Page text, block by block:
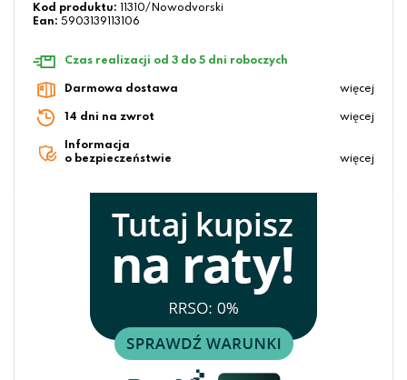
Kod produktu:
11310/Nowodvorski
Ean: 5903139113106
Czas realizacji od 3 do 5 dni roboczych
Darmowa dostawa więcej
14 dni na zwrot więcej
Informacja
o bezpieczeństwie
więcej